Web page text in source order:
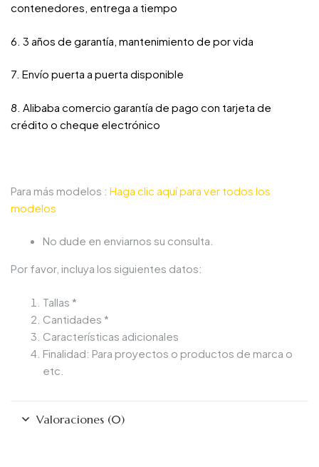
contenedores, entrega a tiempo
6. 3 años de garantía, mantenimiento de por vida
7. Envío puerta a puerta disponible
8. Alibaba comercio garantía de pago con tarjeta de
crédito o cheque electrónico
Para más modelos : Haga clic aquí para ver todos los
modelos
No dude en enviarnos su consulta.
Por favor, incluya los siguientes datos:
Tallas *
Cantidades *
Características adicionales
Finalidad: Para proyectos o productos de marca o
etc.
Valoraciones (0)